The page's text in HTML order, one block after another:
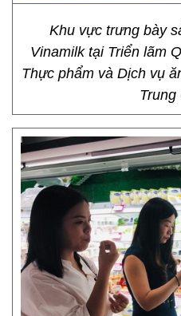
Khu vực trưng bày
Vinamilk tại Triển lãm
Thực phẩm và Dịch vụ
Trung